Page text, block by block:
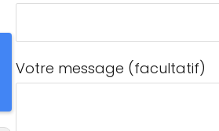
Votre message (facultatif)